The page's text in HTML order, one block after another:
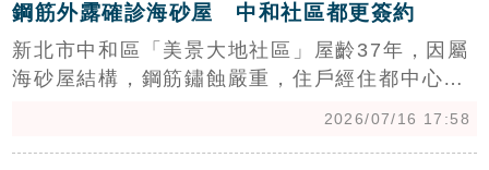
鋼筋外露確診海砂屋 中和社區都更簽約
新北市中和區「美景大地社區」屋齡37年，因屬
海砂屋結構，鋼筋鏽蝕嚴重，住戶經住都中心協
2026/07/16 17:58